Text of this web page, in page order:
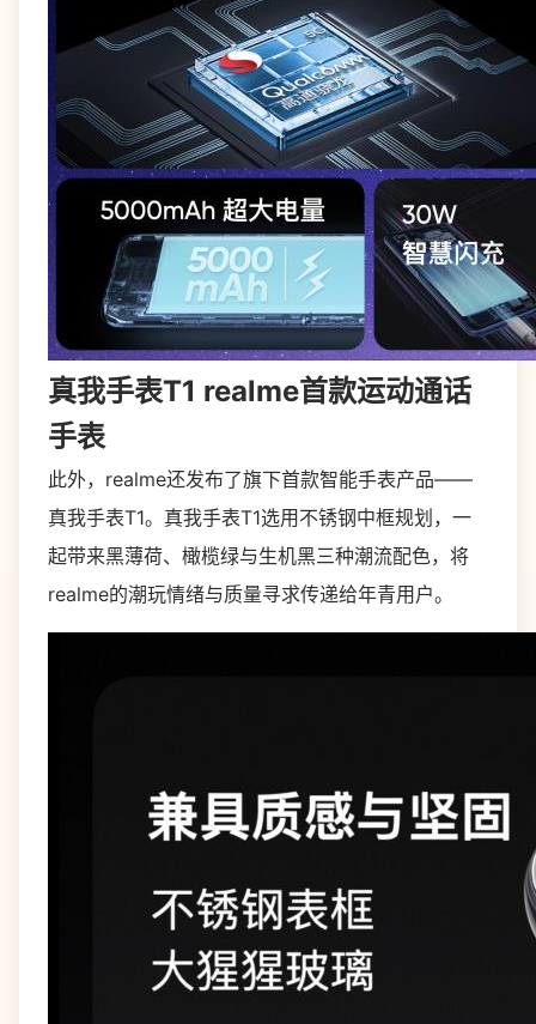
真我手表T1 realme首款运动通话
手表
此外，realme还发布了旗下首款智能手表产品——
真我手表T1。真我手表T1选用不锈钢中框规划，一
起带来黑薄荷、橄榄绿与生机黑三种潮流配色，将
realme的潮玩情绪与质量寻求传递给年青用户。